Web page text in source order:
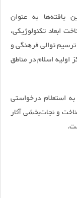
یافته‌ها به عنوان
ابعاد تکنولوژیکی،
توالی فرهنگی و
اولیه اسلام در مناطق
استعلام درخواستی
و نجات‌بخشی آثار